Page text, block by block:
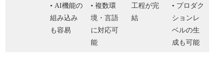
• AI機能の
組み込み
も容易
• 複数環
境・言語
に対応可
能
工程が完
結
• プロダク
ションレ
ベルの生
成も可能